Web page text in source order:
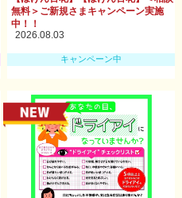
無料＞ご新規さまキャンペーン実施
中！！
2026.08.03
キャンペーン中